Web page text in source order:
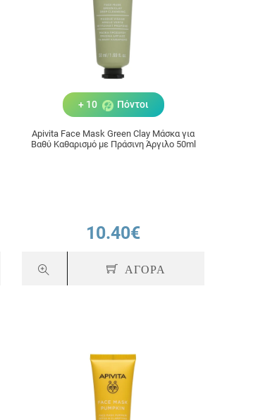
+ 10 Πόντοι
Apivita Face Mask Green Clay Μάσκα για
Βαθύ Καθαρισμό με Πράσινη Άργιλο 50ml
10.40€
ΑΓΟΡΑ